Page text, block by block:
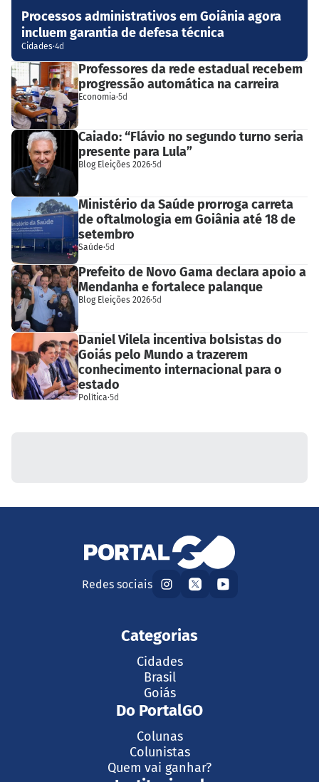
Processos administrativos em Goiânia agora
incluem garantia de defesa técnica
Cidades·4d
Professores da rede estadual recebem
progressão automática na carreira
Economia·5d
Caiado: “Flávio no segundo turno seria
presente para Lula”
Blog Eleições 2026·5d
Ministério da Saúde prorroga carreta
de oftalmologia em Goiânia até 18 de
setembro
Saúde·5d
Prefeito de Novo Gama declara apoio a
Mendanha e fortalece palanque
Blog Eleições 2026·5d
Daniel Vilela incentiva bolsistas do
Goiás pelo Mundo a trazerem
conhecimento internacional para o
estado
Política·5d
Redes sociais
Categorias
Cidades
Brasil
Goiás
Do PortalGO
Colunas
Colunistas
Quem vai ganhar?